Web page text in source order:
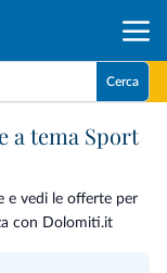
Cerca
a tema Sport
e vedi le offerte per
con Dolomiti.it